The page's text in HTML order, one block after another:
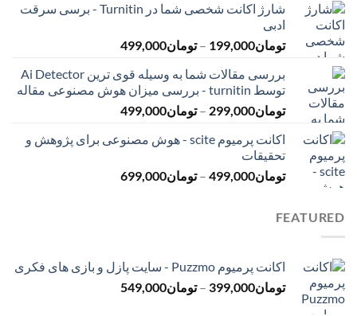
تومان145,000
تومان399,000
شارژ اکانت شخصی شما در Turnitin - برسی سرقت
ادبی
تومان199,000
– تومان499,000محدوده
تومان199,000
تا
تومان499,000
بررسی مقالات شما به وسیله قوی ترین Ai Detector
توسط turnitin - بررسی میزان هوش مصنوعی مقاله
تومان299,000
– تومان499,000محدوده
تومان299,000
تومان499,000
اکانت پرمیوم scite - هوش مصنوعی برای پژوهش و
تحقیقات
تومان499,000
– تومان699,000محدوده
FEATURED
اکانت پرمیوم Puzzmo - سایت پازل و بازی های فکری
تومان399,000
– تومان549,000